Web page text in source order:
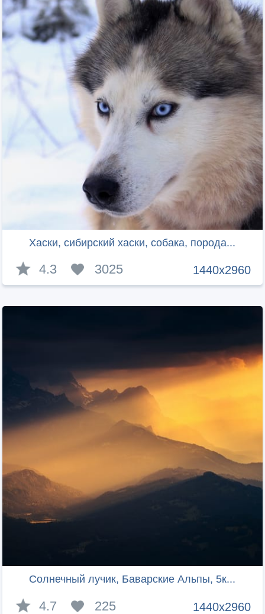
Хаски, сибирский хаски, собака, порода...
1440x2960
4.3 3025
Солнечный лучик, Баварские Альпы, 5к...
1440x2960
4.7 225